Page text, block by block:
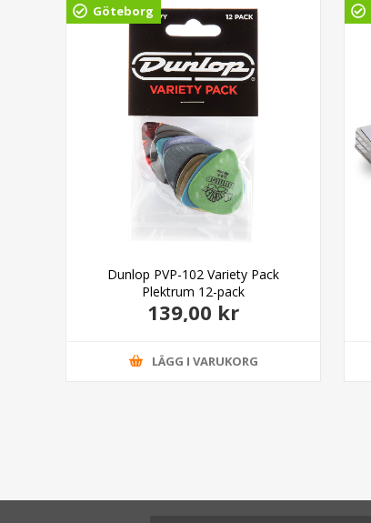
Göteborg
Dunlop PVP-102 Variety Pack
Plektrum 12-pack
139,00 kr
LÄGG I VARUKORG